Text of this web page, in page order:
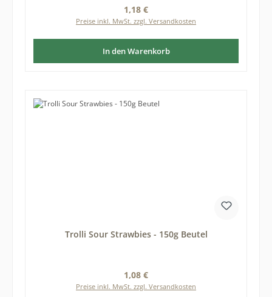
Regulärer Preis:
1,18 €
Preise inkl. MwSt. zzgl. Versandkosten
In den Warenkorb
Trolli Sour Strawbies - 150g Beutel
Regulärer Preis:
1,08 €
Preise inkl. MwSt. zzgl. Versandkosten